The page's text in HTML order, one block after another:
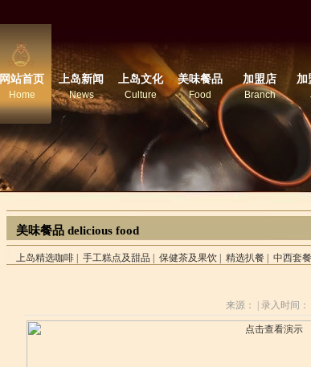
网站首页
Home
上岛新闻
News
上岛文化
Culture
美味餐品
Food
加盟店
Branch
加
美味餐品 delicious food
上岛精选咖啡 手工糕点及甜品 保健茶及果饮 精选扒餐 中西套餐
来源： | 录入时间：